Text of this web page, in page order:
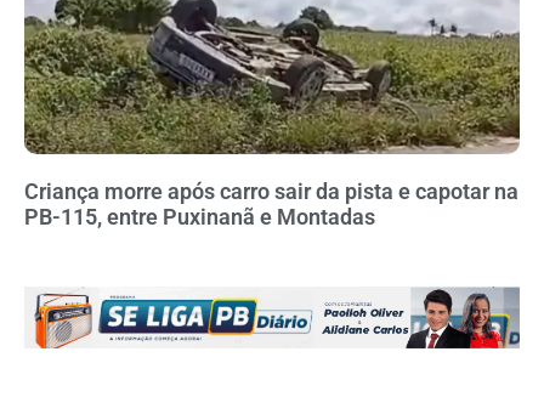
Criança morre após carro sair da pista e capotar na
PB-115, entre Puxinanã e Montadas